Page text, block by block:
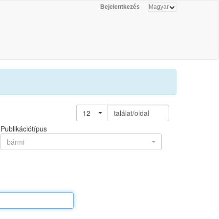
Bejelentkezés
12
találat/oldal
Publikációtípus
bármi